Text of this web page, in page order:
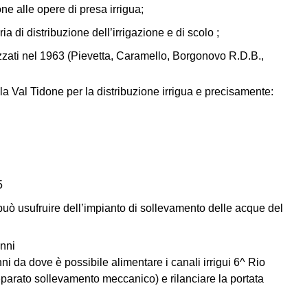
alle opere di presa irrigua;
di distribuzione dell’irrigazione e di scolo ;
nel 1963 (Pievetta, Caramello, Borgonovo R.D.B.,
Val Tidone per la distribuzione irrigua e precisamente:
usufruire dell’impianto di sollevamento delle acque del
da dove è possibile alimentare i canali irrigui 6^ Rio
sollevamento meccanico) e rilanciare la portata